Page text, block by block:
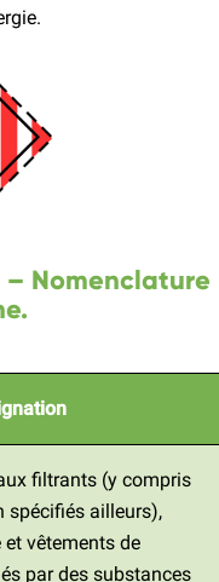
Nomenclature
filtrants (y compris
spécifiés ailleurs),
vêtements de
par des substances